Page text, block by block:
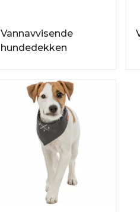
Vannavvisende
hundedekken